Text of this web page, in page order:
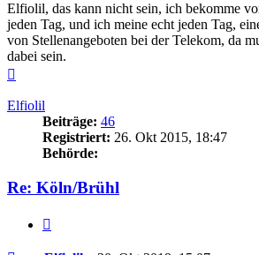
Elfiolil, das kann nicht sein, ich bekomme
jeden Tag, und ich meine echt jeden Tag,
von Stellenangeboten bei der Telekom, da
dabei sein.
Elfiolil
Beiträge: 46
Registriert: 26. Okt 2015, 18:47
Behörde:
Re: Köln/Brühl